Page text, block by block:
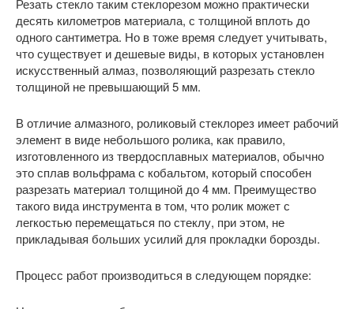
Резать стекло таким стеклорезом можно практически
десять километров материала, с толщиной вплоть до
одного сантиметра. Но в тоже время следует учитывать,
что существует и дешевые виды, в которых установлен
искусственный алмаз, позволяющий разрезать стекло
толщиной не превышающий 5 мм.
В отличие алмазного, роликовый стеклорез имеет рабочий
элемент в виде небольшого ролика, как правило,
изготовленного из твердосплавных материалов, обычно
это сплав вольфрама с кобальтом, который способен
разрезать материал толщиной до 4 мм. Преимущество
такого вида инструмента в том, что ролик может с
легкостью перемещаться по стеклу, при этом, не
прикладывая больших усилий для прокладки борозды.
Процесс работ производиться в следующем порядке: